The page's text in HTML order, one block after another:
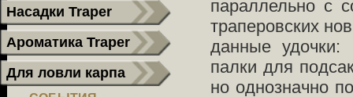
Насадки Traper
Ароматика Traper
Для ловли карпа
параллельно с
траперовских
данные удочки:
палки для
но однозначно